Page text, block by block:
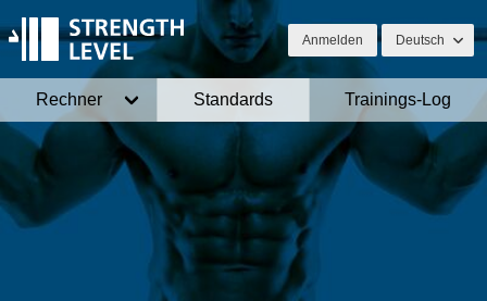
Anmelden Deutsch
Rechner Standards Trainings-Log